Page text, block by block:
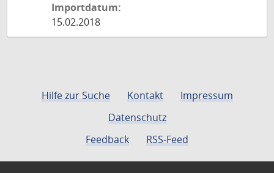
Importdatum:
15.02.2018
Hilfe zur Suche Kontakt
Impressum
Datenschutz
Feedback
RSS-Feed